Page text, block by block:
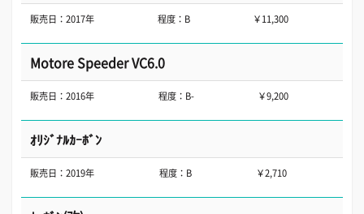
販売日：2017年 程度：B ￥11,300
Motore Speeder VC6.0
販売日：2016年 程度：B- ￥9,200
ｵﾘｼﾞﾅﾙｶｰﾎﾞﾝ
販売日：2019年 程度：B ￥2,710